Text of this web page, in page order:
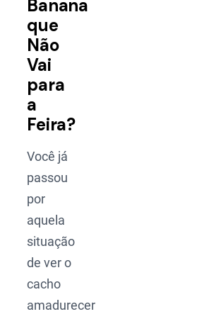
Banana
que
Não
Vai
para
a
Feira?
Você já
passou
por
aquela
situação
de ver o
cacho
amadurecer